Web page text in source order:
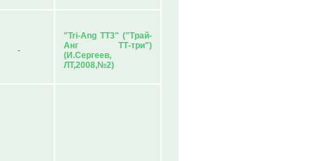
-
"Tri-Ang TT3" ("Трай-
Анг ТТ-три")
(И.Сергеев,
ЛТ,2008,№2)